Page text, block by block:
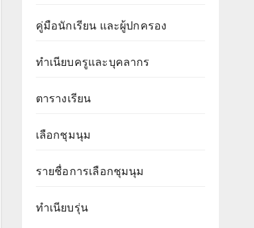
คู่มือนักเรียน และผู้ปกครอง
ทำเนียบครูและบุคลากร
ตารางเรียน
เลือกชุมนุม
รายชื่อการเลือกชุมนุม
ทำเนียบรุ่น